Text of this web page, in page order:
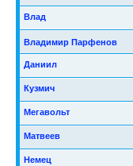
Влад
Владимир Парфенов
Даниил
Кузмич
Мегавольт
Матвеев
Немец